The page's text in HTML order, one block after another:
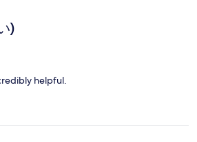
)
helpful.